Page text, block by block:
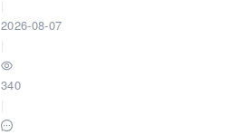
2026-08-07
340